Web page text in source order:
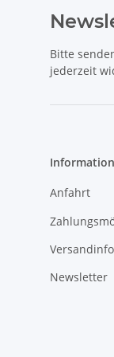
Bitte
jederzeit
Anfahrt
Newsletter